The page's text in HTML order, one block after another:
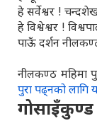
हे सर्वेश्वर !
हे विश्वेश्वर !
पाऊँ दर्शन
नीलकण्ठ महिमा
पुरा पढ्नको लागि
गोसाइँकुण्ड